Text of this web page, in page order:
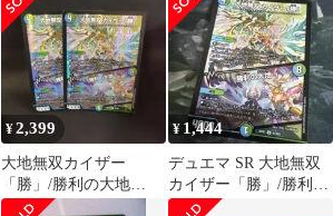
¥2,399
大地無双カイザー
「勝」/勝利の大地
【SR】{26EX1N3/N25}
¥ 1,444
デュエマ SR 大地無双
カイザー「勝」/勝利の
大地